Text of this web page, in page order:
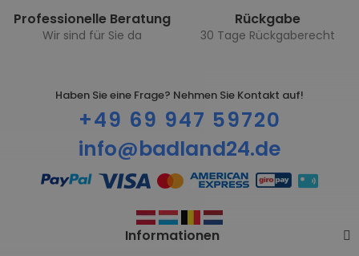
Professionelle Beratung
Wir sind für Sie da
Rückgabe
30 Tage Rückgaberecht
Haben Sie eine Frage? Nehmen Sie Kontakt auf!
+49 69 947 59720
info@badland24.de
Informationen